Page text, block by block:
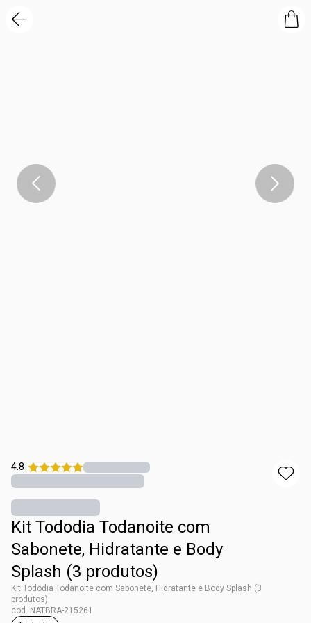
4.8
Kit Tododia Todanoite com
Sabonete, Hidratante e Body
Splash (3 produtos)
Kit Tododia Todanoite com Sabonete, Hidratante e Body Splash (3
produtos)
cod. NATBRA-215261